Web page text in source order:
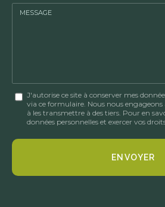
*
Société
Message
J'autorise ce site à conserver mes
via ce formulaire. Nous nous engageons
à les transmettre à des tiers. Pour en
données personnelles et exercer vos
Acceptation
*
ENVOYER